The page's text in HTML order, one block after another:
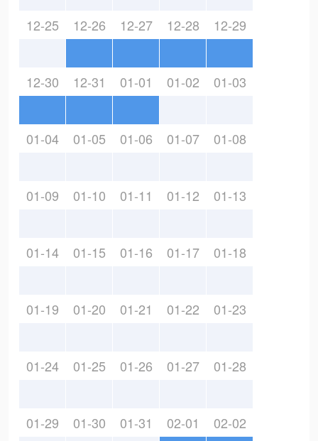
12-25 12-26 12-27 12-28 12-29
12-30 12-31 01-01 01-02 01-03
01-04 01-05 01-06 01-07 01-08
01-09 01-10 01-11 01-12 01-13
01-14 01-15 01-16 01-17 01-18
01-19 01-20 01-21 01-22 01-23
01-24 01-25 01-26 01-27 01-28
01-29 01-30 01-31 02-01 02-02